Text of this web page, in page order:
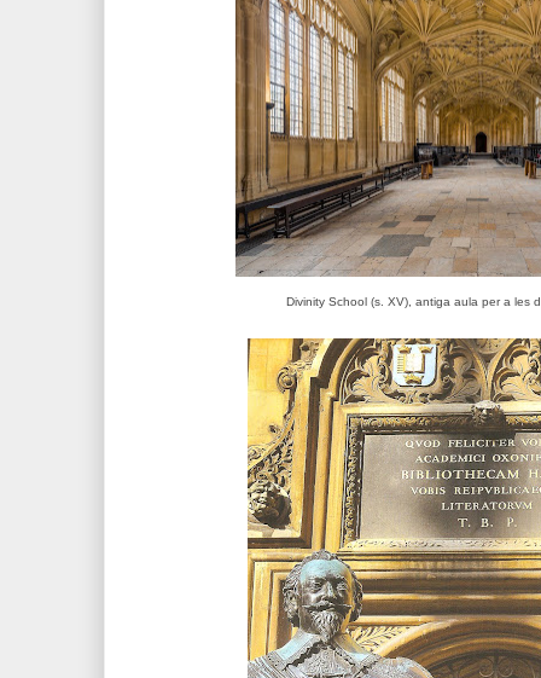
Divinity School (s. XV), antiga aula per a les